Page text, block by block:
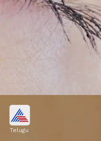
బాదం నూనెలో ఉండే
Telugu